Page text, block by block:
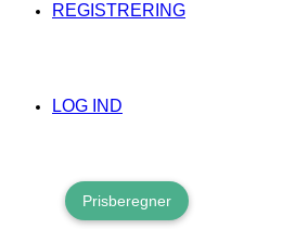
REGISTRERING
LOG IND
Prisberegner